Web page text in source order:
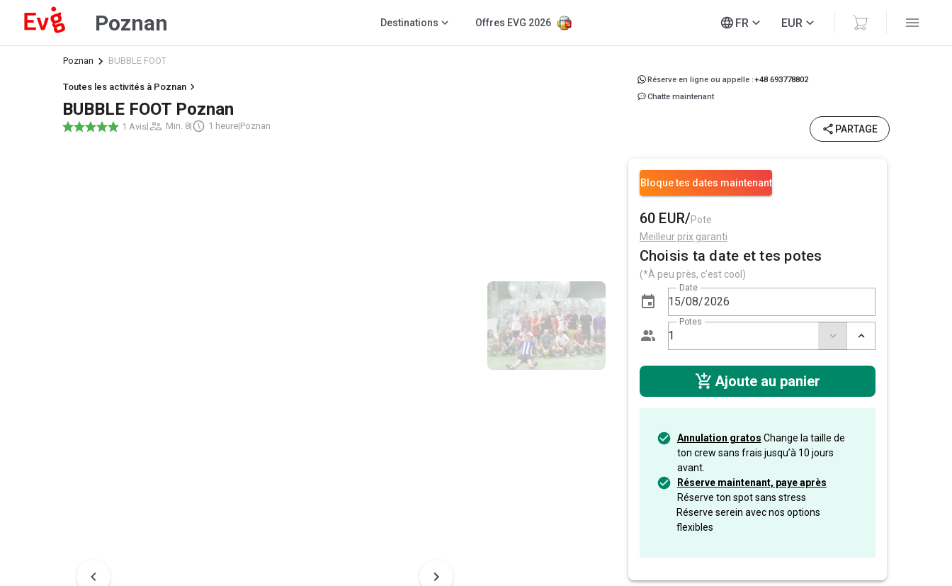
Poznan Destinations Offres EVG 2026 FR EUR
Poznan BUBBLE FOOT
Toutes les activités à Poznan
BUBBLE FOOT Poznan
1 Avis| Min. 8| 1 heure|Poznan
Réserve en ligne ou appelle :+48 693778802
Chatte maintenant
PARTAGE
Bloque tes dates maintenant
60 EUR/Pote
Meilleur prix garanti
Choisis ta date et tes potes
(*À peu près, c’est cool)
Date
Potes
Ajoute au panier
Annulation gratos Change la taille de
ton crew sans frais jusqu’à 10 jours
avant.
Réserve maintenant, paye après
Réserve ton spot sans stress
Réserve serein avec nos options
flexibles